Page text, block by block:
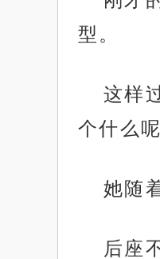
型。
这样
个什么
她随
后座